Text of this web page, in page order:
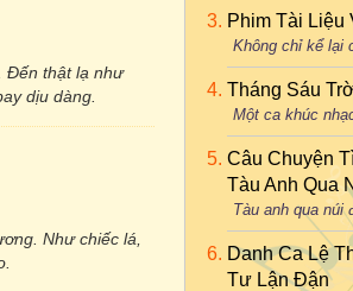
Đến thật lạ như
dịu dàng.
Như chiếc lá,
Phim Tài Liệu
Không chỉ kể lại
Tháng Sáu
Một ca khúc
Câu Chuyện
Tàu Anh Qua
Tàu anh qua núi
Danh Ca Lệ
Tư Lận Đận